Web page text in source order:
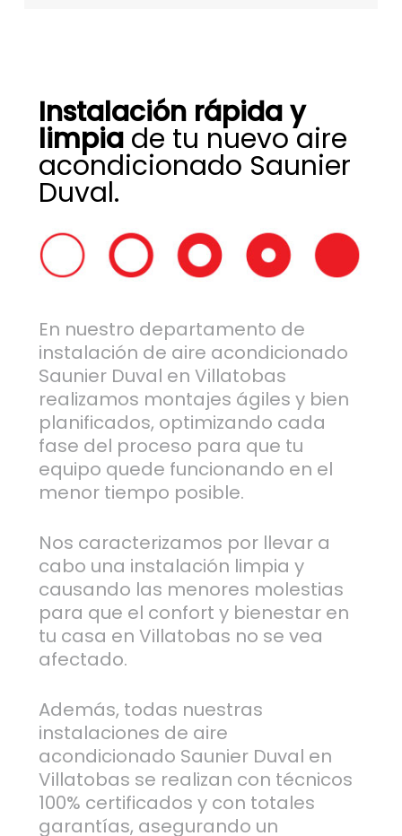
Instalación rápida y
limpiade tu nuevo aire
acondicionado Saunier
Duval.
En nuestro departamento de
instalación de aire acondicionado
Saunier Duval en Villatobas
realizamos montajes ágiles y bien
planificados, optimizando cada
fase del proceso para que tu
equipo quede funcionando en el
menor tiempo posible.
Nos caracterizamos por llevar a
cabo una instalación limpia y
causando las menores molestias
para que el confort y bienestar en
tu casa en Villatobas no se vea
afectado.
Además, todas nuestras
instalaciones de aire
acondicionado Saunier Duval en
Villatobas se realizan con técnicos
100% certificados y con totales
garantías, asegurando un